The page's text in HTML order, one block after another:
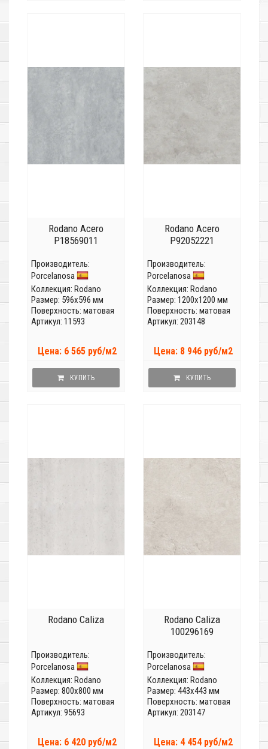
Rodano Acero
P18569011
Производитель:
Porcelanosa
Коллекция: Rodano
Размер: 596x596 мм
Поверхность: матовая
Артикул: 11593
Цена: 6 565 руб/м2
КУПИТЬ
Rodano Acero
P92052221
Производитель:
Porcelanosa
Коллекция: Rodano
Размер: 1200x1200 мм
Поверхность: матовая
Артикул: 203148
Цена: 8 946 руб/м2
КУПИТЬ
Rodano Caliza
Производитель:
Porcelanosa
Коллекция: Rodano
Размер: 800x800 мм
Поверхность: матовая
Артикул: 95693
Цена: 6 420 руб/м2
Rodano Caliza
100296169
Производитель:
Porcelanosa
Коллекция: Rodano
Размер: 443x443 мм
Поверхность: матовая
Артикул: 203147
Цена: 4 454 руб/м2